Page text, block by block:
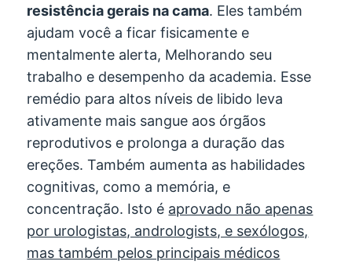
resistência gerais na cama. Eles também
ajudam você a ficar fisicamente e
mentalmente alerta, Melhorando seu
trabalho e desempenho da academia. Esse
remédio para altos níveis de libido leva
ativamente mais sangue aos órgãos
reprodutivos e prolonga a duração das
ereções. Também aumenta as habilidades
cognitivas, como a memória, e
concentração. Isto é aprovado não apenas
por urologistas, andrologists, e sexólogos,
mas também pelos principais médicos